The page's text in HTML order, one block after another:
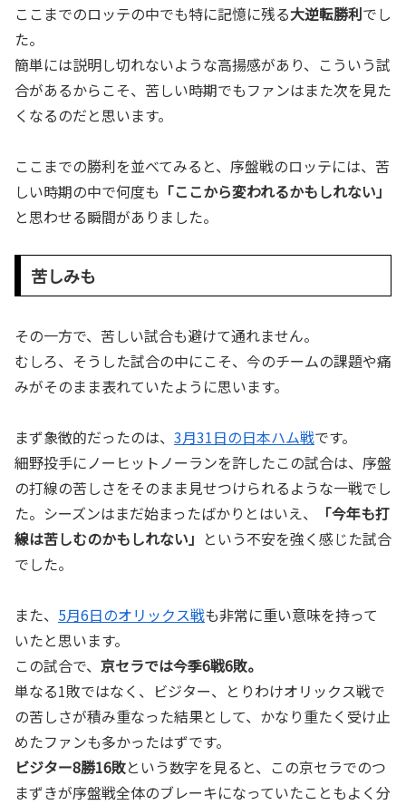
ここまでのロッテの中でも特に記憶に残る大逆転勝利でし
た。
簡単には説明し切れないような高揚感があり、こういう試
合があるからこそ、苦しい時期でもファンはまた次を見た
くなるのだと思います。
ここまでの勝利を並べてみると、序盤戦のロッテには、苦
しい時期の中で何度も 「ここから変われるかもしれない」
と思わせる瞬間がありました。
苦しみも
その一方で、苦しい試合も避けて通れません。
むしろ、そうした試合の中にこそ、今のチームの課題や痛
みがそのまま表れていたように思います。
まず象徴的だったのは、 3月31日の日本ハム戦です。
細野投手にノーヒットノーランを許したこの試合は、序盤
の打線の苦しさをそのまま見せつけられるような一戦でし
た。シーズンはまだ始まったばかりとはいえ、
「今年も打
線は苦しむのかもしれない」 という不安を強く感じた試合
でした。
また、 5月6日のオリックス戦も非常に重い意味を持って
いたと思います。
この試合で、 京セラでは今季6戦6敗。
単なる1敗ではなく、ビジター、とりわけオリックス戦で
の苦しさが積み重なった結果として、かなり重たく受け止
めたファンも多かったはずです。
ビジター8勝16敗という数字を見ると、この京セラでのつ
まずきが序盤戦全体のブレーキになっていたこともよく分